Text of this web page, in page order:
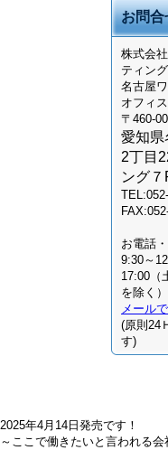
お問合
株式会社
ティング
名古屋
オフィス
〒460-
愛知県
2丁目
ング７
お電話
9:30～
17:00（
を除く）
メール
(原則24
す)
2025年4月14日発売です！
～ここで働きたいと言われる会